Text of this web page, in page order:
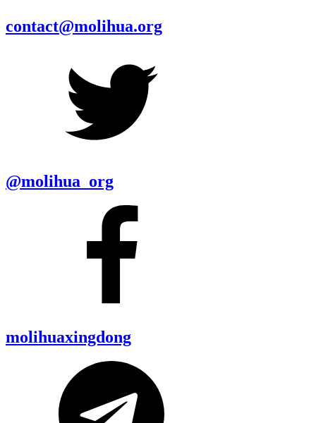
contact@molihua.org
@molihua_org
molihuaxingdong